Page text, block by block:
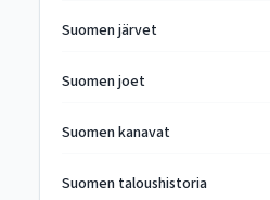
Suomen järvet
Suomen joet
Suomen kanavat
Suomen taloushistoria